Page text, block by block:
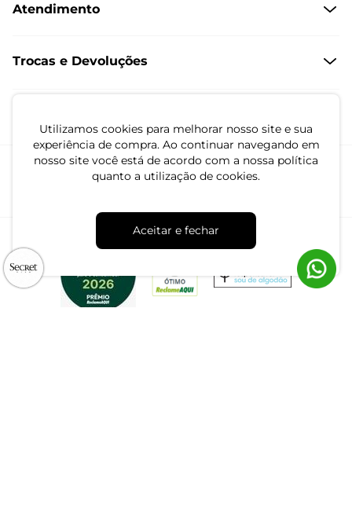
Utilizamos cookies para melhorar nosso site e sua
experiência de compra. Ao continuar navegando em
nosso site você está de acordo com a nossa política
quanto a utilização de cookies.
Aceitar e fechar
Políticas de Privacidade
Formas de Entrega
Quero Revender
Canal de Denúncias | Ética
Atendimento
Fale conosco pelo WhatsApp
Trocas e Devoluções